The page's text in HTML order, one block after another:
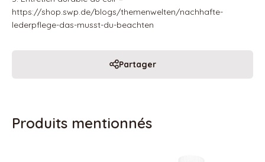
https://shop.swp.de/blogs/themenwelten/nachhafte-
lederpflege-das-musst-du-beachten
Partager